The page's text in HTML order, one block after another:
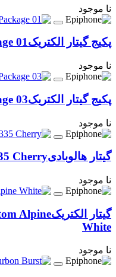
نا موجود
پکیج گیتار الکتریک01
نا موجود
پکیج گیتار الکتریک03
نا موجود
گیتار هالوبادیCherry
نا موجود
گیتار الکتریکAlpine
White
نا موجود